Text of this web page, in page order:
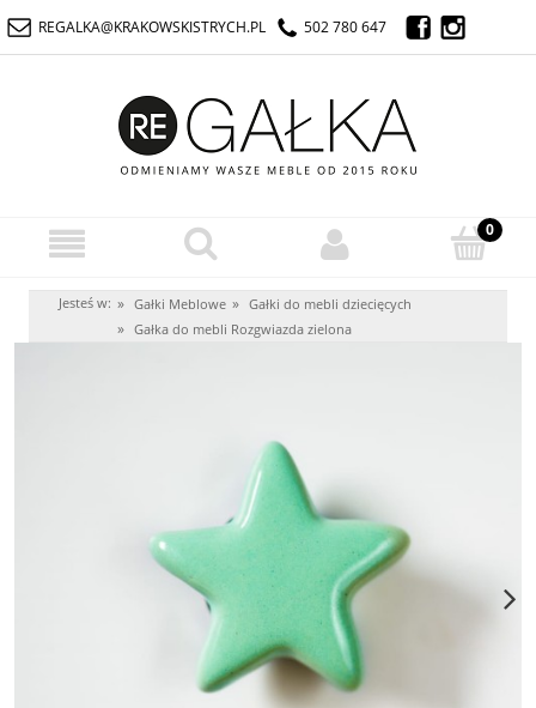
REGALKA@KRAKOWSKISTRYCH.PL 502 780 647
Jesteś w: » Gałki Meblowe » Gałki do mebli dziecięcych
» Gałka do mebli Rozgwiazda zielona